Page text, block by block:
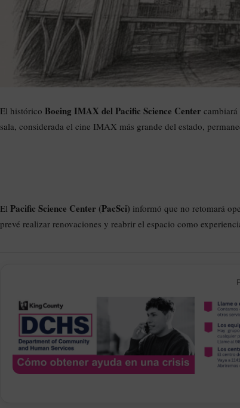
El histórico Boeing IMAX del Pacific Science Center
sala, considerada el cine IMAX más grande del estado,
El Pacific Science Center (PacSci) informó que no retomará
prevé realizar renovaciones y reabrir el espacio como